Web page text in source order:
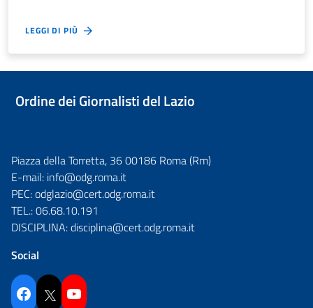
LEGGI DI PIÙ
Ordine dei Giornalisti del Lazio
Piazza della Torretta, 36 00186 Roma (Rm)
E-mail: info@odg.roma.it
PEC:odglazio@cert.odg.roma.it
TEL.:06.68.10.191
DISCIPLINA:disciplina@cert.odg.roma.it
Social
Facebook Twitter YouTube